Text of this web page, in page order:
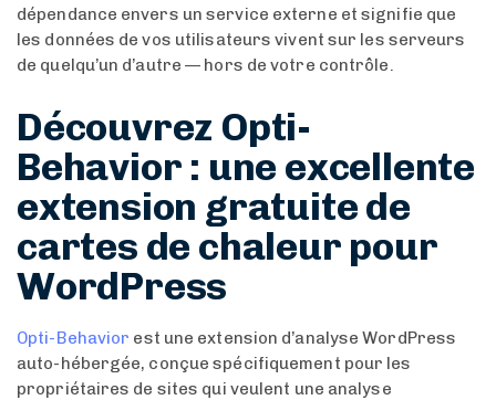
dépendance envers un service externe et signifie que
les données de vos utilisateurs vivent sur les serveurs
de quelqu’un d’autre — hors de votre contrôle.
Découvrez Opti-
Behavior : une excellente
extension gratuite de
cartes de chaleur pour
WordPress
Opti-Behavior est une extension d’analyse WordPress
auto-hébergée, conçue spécifiquement pour les
propriétaires de sites qui veulent une analyse